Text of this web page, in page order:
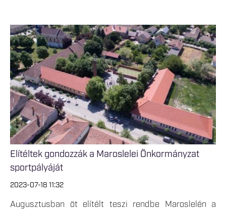
Elítéltek gondozzák a Maroslelei Önkormányzat
sportpályáját
2023-07-18 11:32
Augusztusban öt elítélt teszi rendbe Maroslelén a